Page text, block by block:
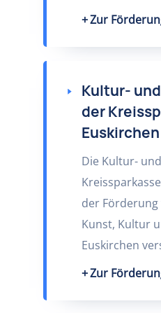
Zur
Kultur-
der
Euskirchen
Die Kultur-
der
Kunst, Kultur
Euskirchen
Zur